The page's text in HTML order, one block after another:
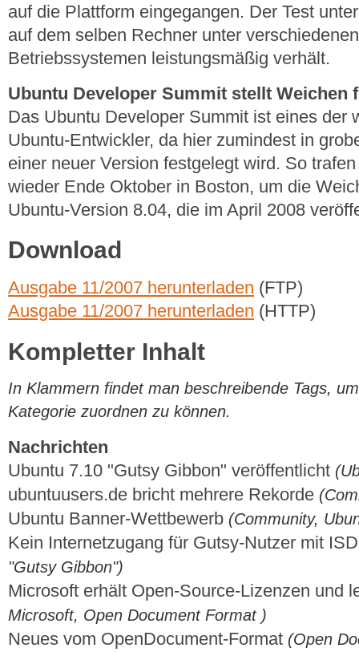
auf die Plattform eingegangen. Der Test
auf dem selben Rechner unter
Betriebssystemen leistungsmäßig verhält.
Ubuntu Developer Summit stellt Weichen
Das Ubuntu Developer Summit ist eines der
Ubuntu-Entwickler, da hier zumindest in
einer neuer Version festgelegt wird. So
wieder Ende Oktober in Boston, um die
Ubuntu-Version 8.04, die im April 2008
Download
Ausgabe 11/2007 herunterladen (FTP)
Ausgabe 11/2007 herunterladen (HTTP)
Kompletter Inhalt
In Klammern findet man beschreibende Tags,
Kategorie zuordnen zu können.
Nachrichten
Ubuntu 7.10 "Gutsy Gibbon" veröffentlicht
ubuntuusers.de bricht mehrere Rekorde
Ubuntu Banner-Wettbewerb (Community,
Kein Internetzugang für Gutsy-Nutzer mit
"Gutsy Gibbon")
Microsoft erhält Open-Source-Lizenzen und
Microsoft, Open Document Format )
Neues vom OpenDocument-Format (Open